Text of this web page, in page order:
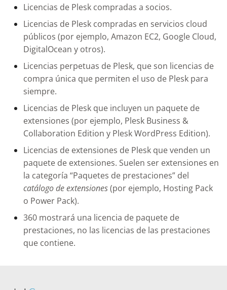
Licencias de Plesk compradas a socios.
Licencias de Plesk compradas en servicios cloud
públicos (por ejemplo, Amazon EC2, Google Cloud,
DigitalOcean y otros).
Licencias perpetuas de Plesk, que son licencias de
compra única que permiten el uso de Plesk para
siempre.
Licencias de Plesk que incluyen un paquete de
extensiones (por ejemplo, Plesk Business &
Collaboration Edition y Plesk WordPress Edition).
Licencias de extensiones de Plesk que venden un
paquete de extensiones. Suelen ser extensiones en
la categoría “Paquetes de prestaciones” del
catálogo de extensiones(por ejemplo, Hosting Pack
o Power Pack).
360 mostrará una licencia de paquete de
prestaciones, no las licencias de las prestaciones
que contiene.